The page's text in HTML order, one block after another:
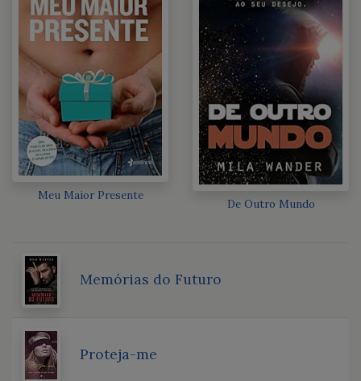
Meu Maior Presente
De Outro Mundo
Memórias do Futuro
Proteja-me